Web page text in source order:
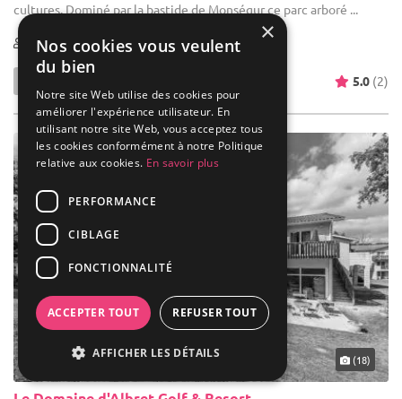
cultures. Dominé par la bastide de Monségur ce parc arboré ...
30-300
5.0 (2)
(18)
×
Nos cookies vous veulent
du bien
Notre site Web utilise des cookies pour
améliorer l'expérience utilisateur. En
utilisant notre site Web, vous acceptez tous
les cookies conformément à notre Politique
relative aux cookies. En savoir plus
PERFORMANCE
CIBLAGE
FONCTIONNALITÉ
ACCEPTER TOUT REFUSER TOUT
AFFICHER LES DÉTAILS